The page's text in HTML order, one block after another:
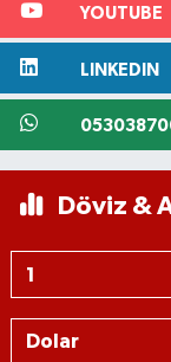
YOUTUBE
LINKEDIN
Döviz &